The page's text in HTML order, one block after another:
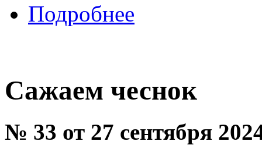
Подробнее
Сажаем чеснок
№ 33 от 27 сентября